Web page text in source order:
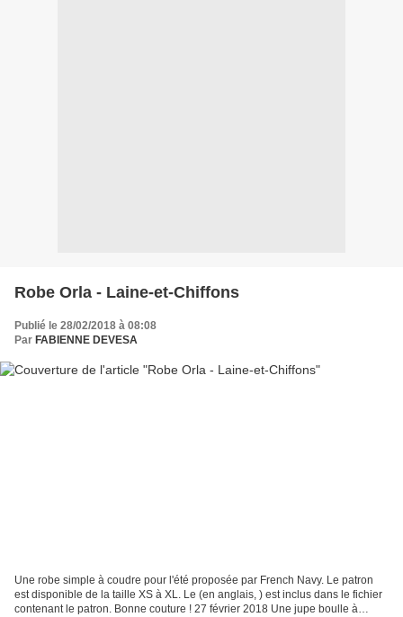
Robe Orla - Laine-et-Chiffons
Publié le 28/02/2018 à 08:08
Par FABIENNE DEVESA
Une robe simple à coudre pour l'été proposée par French Navy. Le patron
est disponible de la taille XS à XL. Le (en anglais, ) est inclus dans le fichier
contenant le patron. Bonne couture ! 27 février 2018 Une jupe boulle à